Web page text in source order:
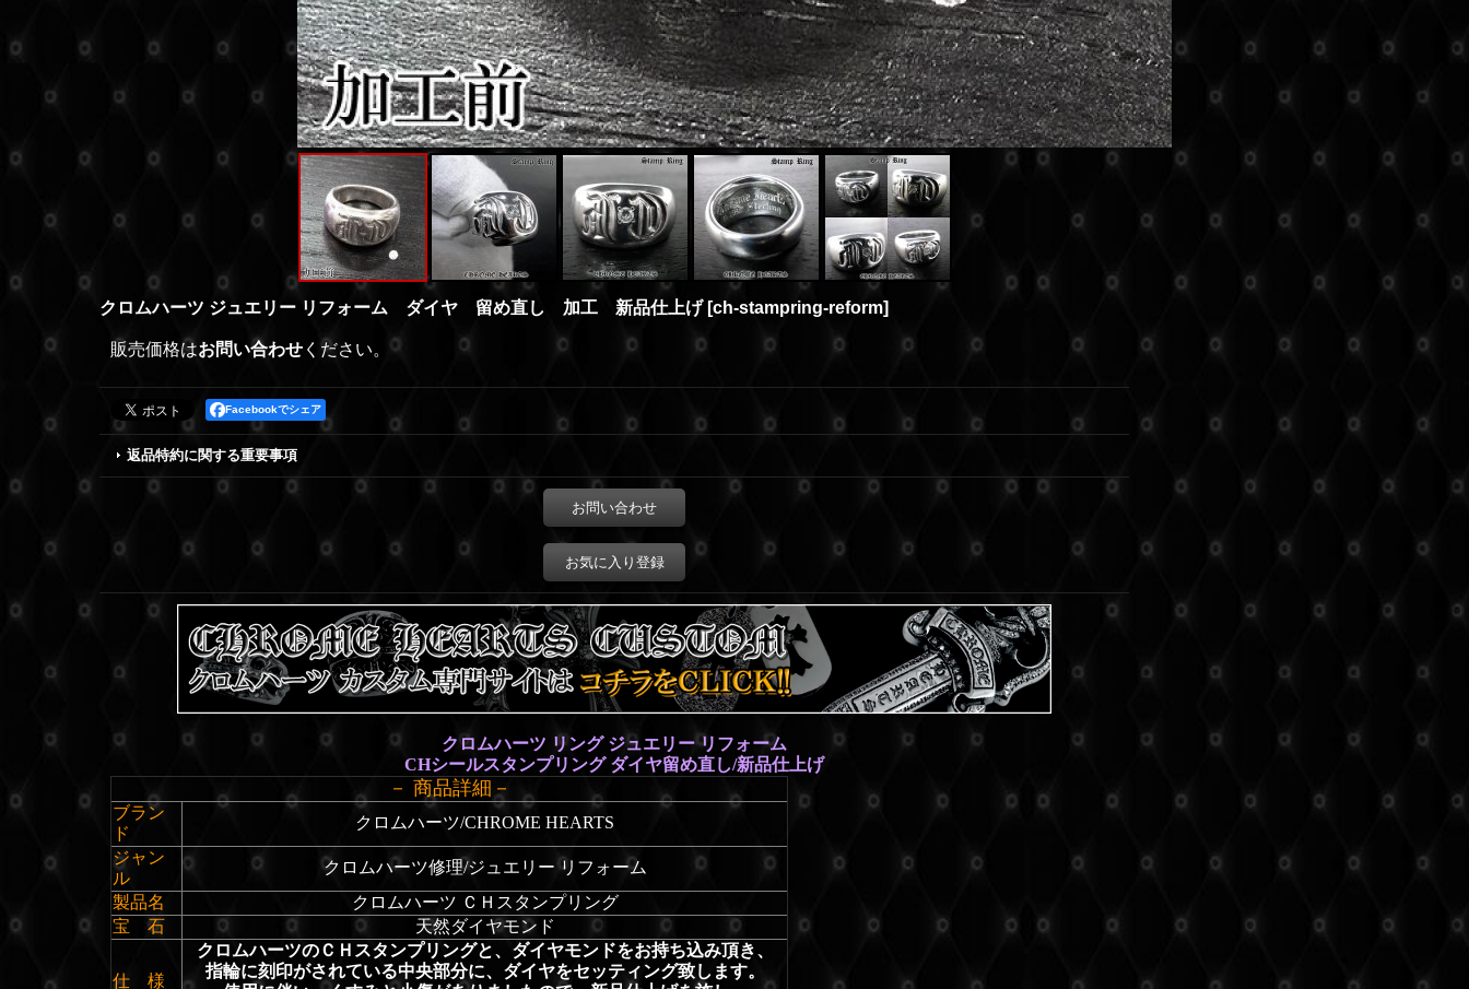
クロムハーツ ジュエリー リフォーム ダイヤ 留め直し 加工 新品仕上げ [ch-stampring-reform]
販売価格はお問い合わせ ください。
Facebookでシェア
返品特約に関する重要事項
お問い合わせ
お気に入り登録
クロムハーツ リング ジュエリー リフォーム
CHシールスタンプリング ダイヤ留め直し/新品仕上げ
－ 商品詳細－
ブラン
ド
クロムハーツ/CHROME HEARTS
ジャン
ル
クロムハーツ修理/ジュエリー リフォーム
製品名
クロムハーツ ＣＨスタンプリング
宝 石
天然ダイヤモンド
仕 様
クロムハーツのＣＨスタンプリングと、ダイヤモンドをお持ち込み頂き、
指輪に刻印がされている中央部分に、ダイヤをセッティング致します。